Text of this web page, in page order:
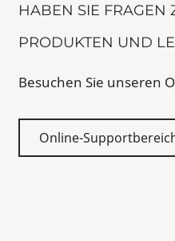
HABEN SIE FRAGEN
PRODUKTEN UND
Besuchen Sie unseren
Online-